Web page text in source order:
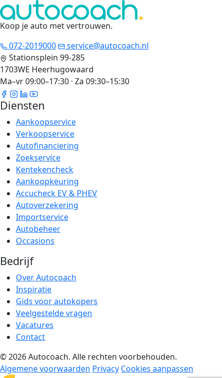
Koop je auto met vertrouwen.
072-2019000
service@autocoach.nl
Stationsplein 99-285
1703WE Heerhugowaard
Ma–vr 09:00–17:30 · Za 09:30–15:30
Diensten
Aankoopservice
Verkoopservice
Autofinanciering
Zoekservice
Kentekencheck
Aankoopkeuring
Accucheck EV & PHEV
Autoverzekering
Importservice
Autobeheer
Occasions
Bedrijf
Over Autocoach
Inspiratie
Gids voor autokopers
Veelgestelde vragen
Vacatures
Contact
© 2026 Autocoach. Alle rechten voorbehouden.
Algemene voorwaarden Privacy Cookies aanpassen